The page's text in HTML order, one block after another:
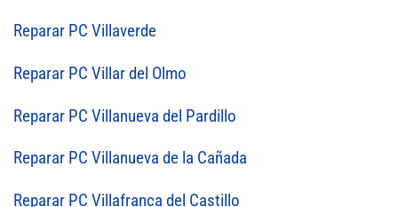
Reparar PC Villaverde
Reparar PC Villar del Olmo
Reparar PC Villanueva del Pardillo
Reparar PC Villanueva de la Cañada
Reparar PC Villafranca del Castillo